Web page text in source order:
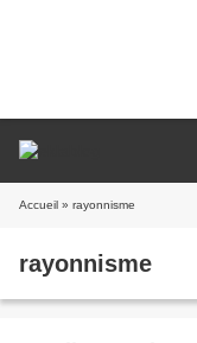
Accueil » rayonnisme
rayonnisme